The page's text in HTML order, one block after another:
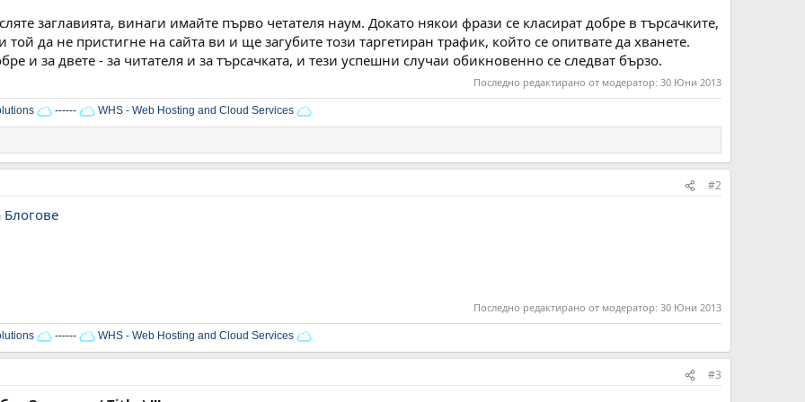
заглавията, винаги имайте първо четателя наум. Докато някои фрази се класират добре в търсачките,
той да не пристигне на сайта ви и ще загубите този таргетиран трафик, който се опитвате да хванете.
и за двете - за читателя и за търсачката, и тези успешни случаи обикновенно се следват бързо.
Последно редактирано от модератор: 30 Юни 2013
------ WHS - Web Hosting and Cloud Services
#2
Блогове
Последно редактирано от модератор: 30 Юни 2013
------ WHS - Web Hosting and Cloud Services
#3